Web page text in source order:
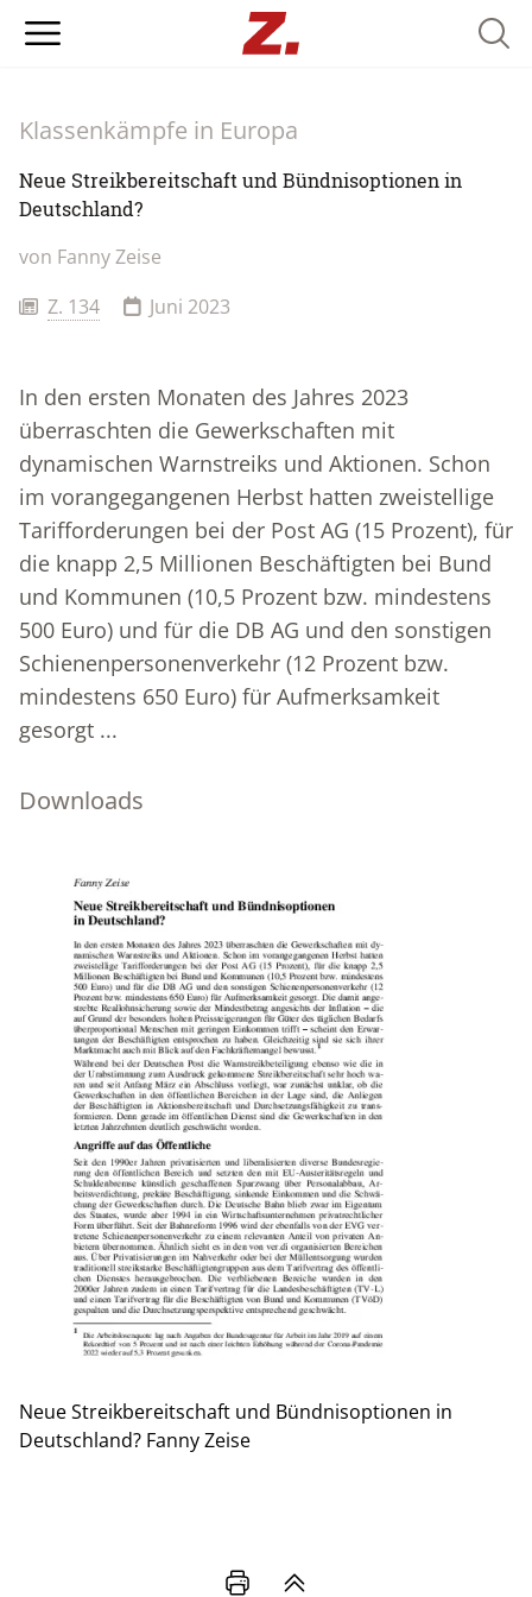
Klassenkämpfe in Europa
Neue Streikbereitschaft und Bündnisoptionen in
Deutschland?
von Fanny Zeise
Z. 134
Juni 2023
In den ersten Monaten des Jahres 2023
überraschten die Gewerkschaften mit
dynamischen Warnstreiks und Aktionen. Schon
im vorangegangenen Herbst hatten zweistellige
Tarifforderungen bei der Post AG (15 Prozent), für
die knapp 2,5 Millionen Beschäftigten bei Bund
und Kommunen (10,5 Prozent bzw. mindestens
500 Euro) und für die DB AG und den sonstigen
Schienenpersonenverkehr (12 Prozent bzw.
mindestens 650 Euro) für Aufmerksamkeit
gesorgt ...
Downloads
Neue Streikbereitschaft und Bündnisoptionen in
Deutschland? Fanny Zeise